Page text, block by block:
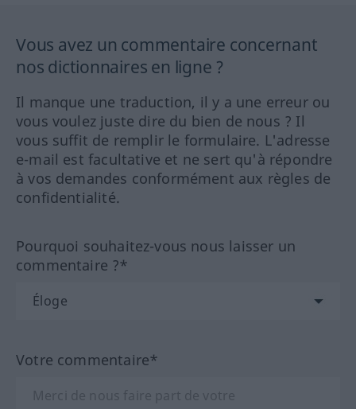
Vous avez un commentaire concernant
nos dictionnaires en ligne ?
Il manque une traduction, il y a une erreur ou
vous voulez juste dire du bien de nous ? Il
vous suffit de remplir le formulaire. L'adresse
e-mail est facultative et ne sert qu'à répondre
à vos demandes conformément aux règles de
confidentialité.
Pourquoi souhaitez-vous nous laisser un
commentaire ?*
Votre commentaire*